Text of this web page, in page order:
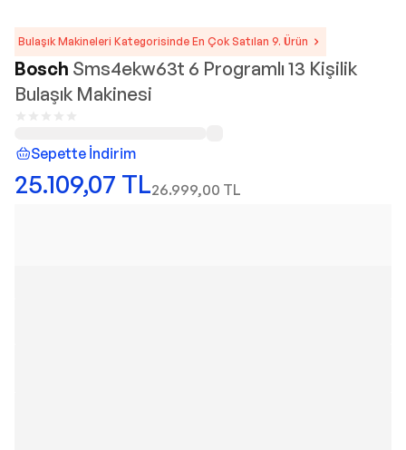
Bulaşık Makineleri Kategorisinde En Çok Satılan 9. Ürün
Bosch Sms4ekw63t 6 Programlı 13 Kişilik
Bulaşık Makinesi
Sepette İndirim
25.109,07 TL26.999,00 TL